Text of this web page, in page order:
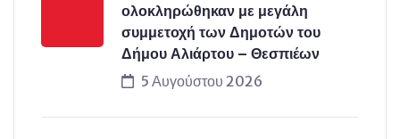
ολοκληρώθηκαν με μεγάλη
συμμετοχή των Δημοτών του
Δήμου Αλιάρτου – Θεσπιέων
5 Αυγούστου 2026